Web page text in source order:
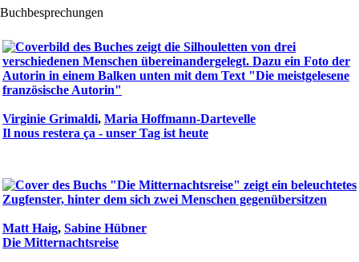
Buchbesprechungen
Virginie Grimaldi, Maria Hoffmann-Dartevelle
Il nous restera ça - unser Tag ist heute
Matt Haig, Sabine Hübner
Die Mitternachtsreise